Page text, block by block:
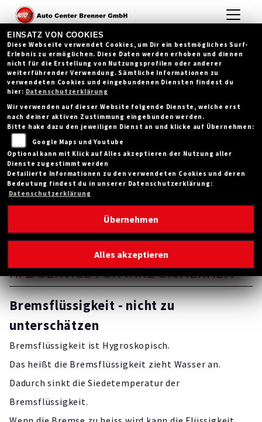
BREMSFLÜSSIGKEIT SERVICE - DER
KFZ SERVICE FÜR IHRE SICHERHEIT
Bremsflüssigkeit - nicht zu
unterschätzen
Bremsflüssigkeit ist Hygroskopisch.
Das heißt die Bremsflüssigkeit zieht Wasser an.
Dadurch sinkt die Siedetemperatur der
Bremsflüssigkeit.
EINSATZ VON COOKIES
Diese Webseite verwendet Cookies, um Dir ein bestmögliches Surf-
Erlebnis zu ermöglichen. Diese Daten werden erhoben und dienen
nicht für die Erstellung von Nutzungsprofilen oder anderer
weiterführender Verwendung. Sämtliche Informationen zu
verwendeten Cookies und eingebundenen Diensten findest du
hier: Datenschutzerklärung
Wir verwenden auf dieser Website folgende Dienste, welche erst
nach deiner aktiven Zustimmung eingebunden werden.
Bitte hake dazu den jeweiligen Dienst an und klicke auf Übernehmen:
Google Maps und Youtube
Optional kann mit Klick auf Alles akzeptieren der Nutzung aller
Dienste zugestimmt werden
Detailierte Informationen zu den verwendeten Cookies und deren
Bedeutung findest du in unserer Datenschutzerklärung:
Datenschutzerklärung
Übernehmen
Alles akzeptieren